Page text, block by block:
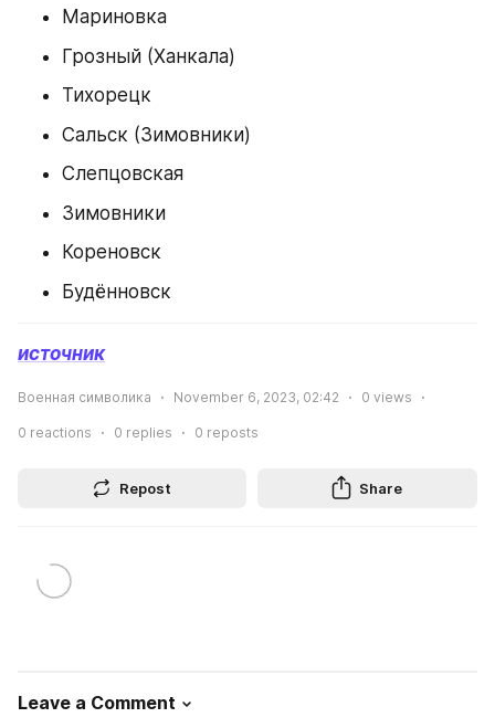
Мариновка
Грозный (Ханкала)
Тихорецк
Сальск (Зимовники)
Слепцовская
Зимовники
Кореновск
Будённовск
источник
Военная символика November 6, 2023, 02:42 0 views
0 reactions 0 replies 0 reposts
Repost Share
Leave a Comment